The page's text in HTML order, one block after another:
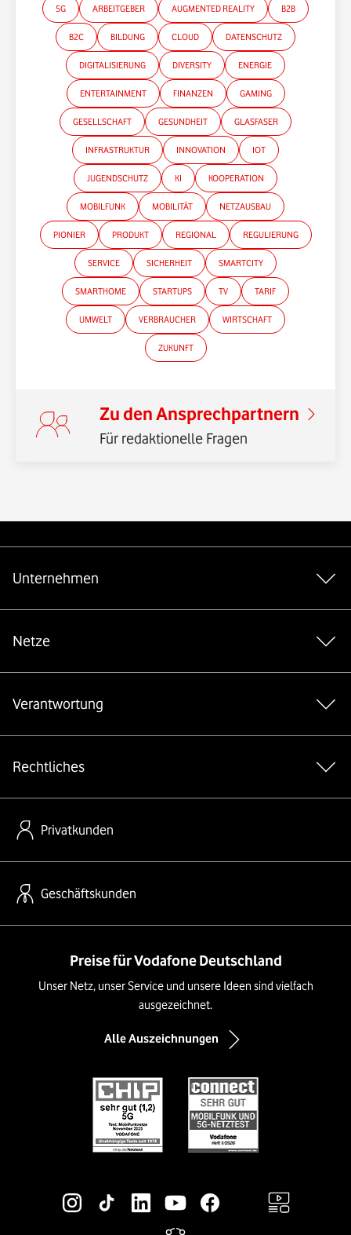
*Gender-Hinweis
5G ARBEITGEBER AUGMENTED REALITY B2B
B2C BILDUNG CLOUD DATENSCHUTZ
DIGITALISIERUNG DIVERSITY ENERGIE
ENTERTAINMENT FINANZEN GAMING
GESELLSCHAFT GESUNDHEIT GLASFASER
INFRASTRUKTUR INNOVATION IOT
JUGENDSCHUTZ KI KOOPERATION
MOBILFUNK MOBILITÄT NETZAUSBAU
PIONIER PRODUKT REGIONAL REGULIERUNG
SERVICE SICHERHEIT SMARTCITY
SMARTHOME STARTUPS TV TARIF
UMWELT VERBRAUCHER WIRTSCHAFT
ZUKUNFT
Zu den Ansprechpartnern
Für redaktionelle Fragen
Unternehmen
Netze
Verantwortung
Rechtliches
Privatkunden
Geschäftskunden
Preise für Vodafone Deutschland
Unser Netz, unser Service und unsere Ideen sind vielfach
ausgezeichnet.
Alle Auszeichnungen
Social-Media-Links